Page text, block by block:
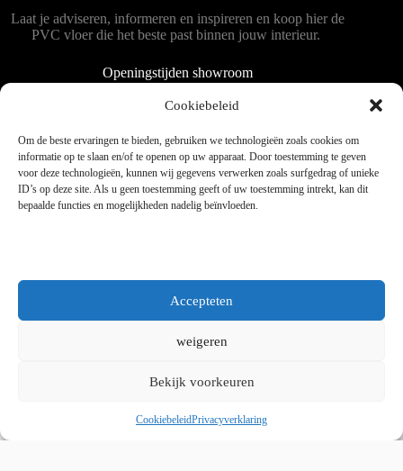
Cookiebeleid
Om de beste ervaringen te bieden, gebruiken we technologieën zoals cookies om
informatie op te slaan en/of te openen op uw apparaat. Door toestemming te geven
voor deze technologieën, kunnen wij gegevens verwerken zoals surfgedrag of unieke
ID’s op deze site. Als u geen toestemming geeft of uw toestemming intrekt, kan dit
bepaalde functies en mogelijkheden nadelig beïnvloeden.
Accepteten
weigeren
Bekijk voorkeuren
CookiebeleidPrivacyverklaring
Laat je adviseren, informeren en inspireren en koop hier de
PVC vloer die het beste past binnen jouw interieur.
Openingstijden showroom
Dinsdag tot en met vrijdag 9:00 - 18:00
Zaterdag 9:00 tot 15:00
Copyright © 2025 - WordPress thema door blocksy - Made by
Jim ter Mors
Kvk 06060864 / BTW 8078.50.305.B01